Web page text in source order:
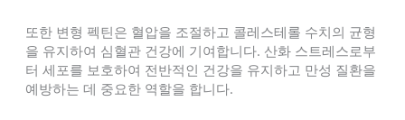
또한 변형 펙틴은 혈압을 조절하고 콜레스테롤 수치의 균형
을 유지하여 심혈관 건강에 기여합니다. 산화 스트레스로부
터 세포를 보호하여 전반적인 건강을 유지하고 만성 질환을
예방하는 데 중요한 역할을 합니다.